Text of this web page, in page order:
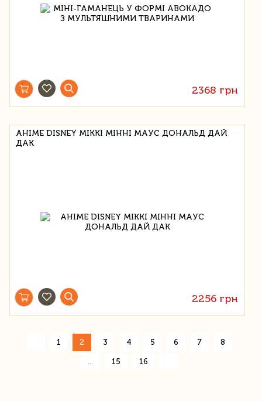
2368 грн
АНІМЕ DISNEY МІККІ МІННІ МАУС ДОНАЛЬД ДАЙ
ДАК
2256 грн
1 2 3 4 5 6 7 8
15 16